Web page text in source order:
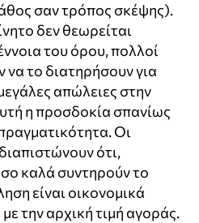
σαν τρόπος σκέψης).
δεν θεωρείται
του όρου, πολλοί
να το διατηρήσουν για
απώλειες στην
η προσδοκία σπανίως
Οι
ότι,
καλά συντηρούν το
είναι οικονομικά
την αρχική τιμή αγοράς.